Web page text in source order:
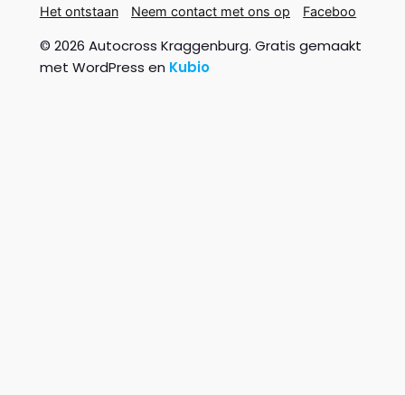
Het ontstaan
Neem contact met ons op
Faceboo
© 2026 Autocross Kraggenburg. Gratis gemaakt
met WordPress en Kubio